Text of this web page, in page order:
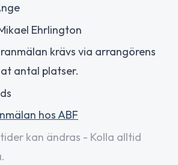
Ehrlington
krävs via arrangörens
antal platser.
hos ABF
kan ändras - Kolla alltid